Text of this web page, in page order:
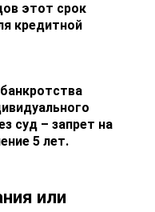
этот срок
кредитной
суд – запрет на
5 лет.
или